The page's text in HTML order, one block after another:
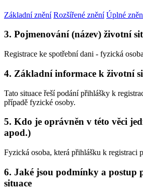
Základní znění Rozšířené znění Úplné
3. Pojmenování (název) životní
Registrace ke spotřební dani - fyzická osoba
4. Základní informace k životní
Tato situace řeší podání přihlášky k
případě fyzické osoby.
5. Kdo je oprávněn v této věci
apod.)
Fyzická osoba, která přihlášku k registraci
6. Jaké jsou podmínky a postup
situace